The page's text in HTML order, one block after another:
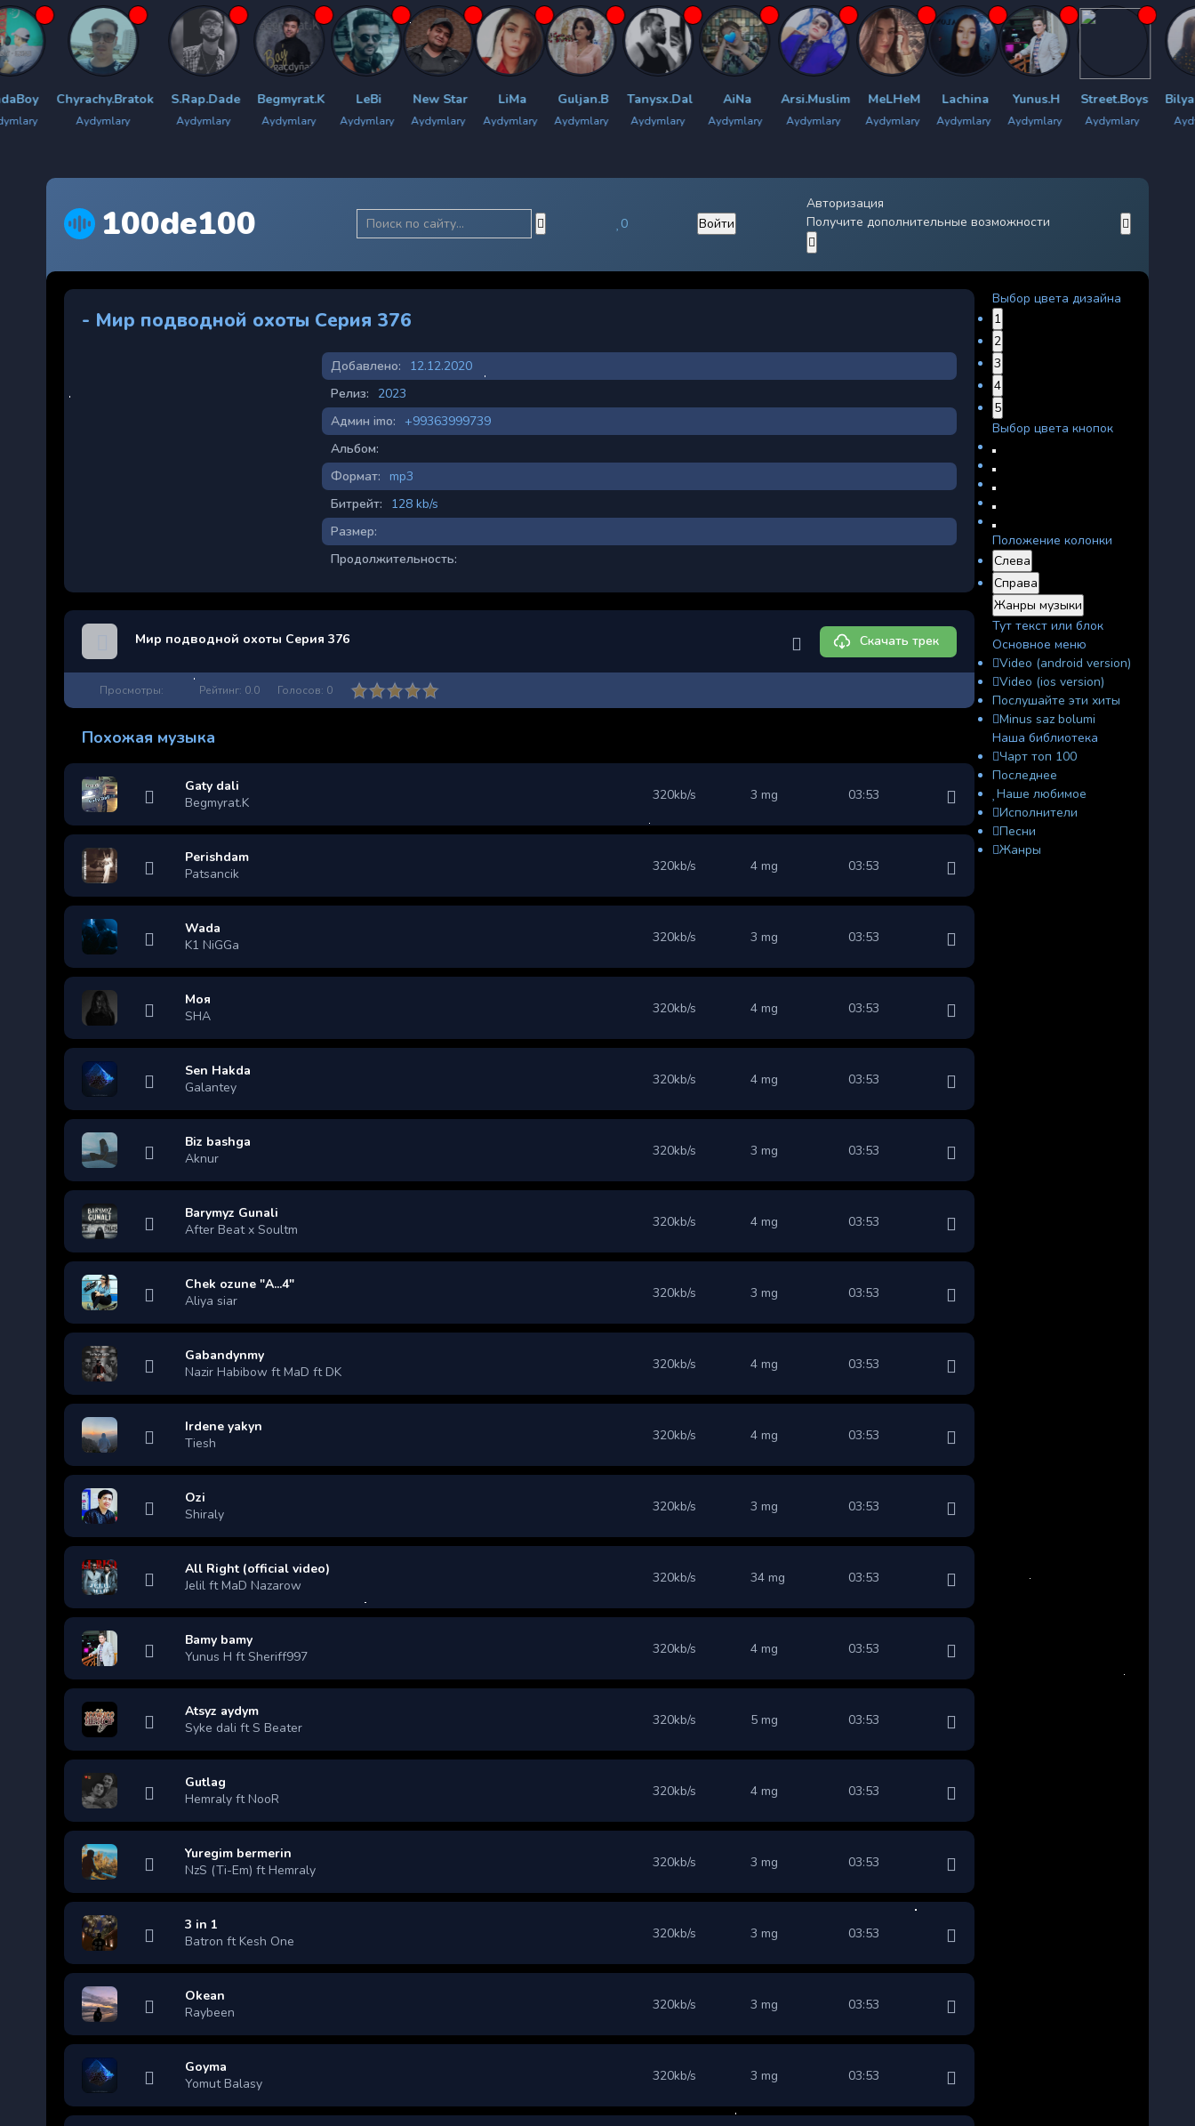
Aydymlary
S.Rap.Dade
Aydymlary
Begmyrat.K
Aydymlary
LeBi
Aydymlary
New Star
Aydymlary
LiMa
Aydymlary
Guljan.B
Aydymlary
Tanysx.Dal
Aydymlary
AiNa
Aydymlary
Arsi.Muslim
Aydymlary
MeLHeM
Aydymlary
Lachina
Aydymlary
Yunus.H
Aydymlary
Street.Boys
Aydymlary
BilyanmArzu
Aydymlary
100de100 0 Войти
Авторизация
Получите дополнительные возможности
- Мир подводной охоты Серия 376
Добавлено:
12.12.2020
Релиз:
2023
Админ imo:
+99363999739
Альбом:
Формат:
mp3
Битрейт:
128 kb/s
Размер:
Продолжительность:
Мир подводной охоты Серия 376 Скачать трек
Просмотры: Рейтинг: 0.0 Голосов: 0
Похожая музыка
Gaty dali
Begmyrat.K
320kb/s 3 mg 03:53
Perishdam
Patsancik
320kb/s 4 mg 03:53
Wada
K1 NiGGa
320kb/s 3 mg 03:53
Моя
SHA
320kb/s 4 mg 03:53
Sen Hakda
Galantey
320kb/s 4 mg 03:53
Biz bashga
Aknur
320kb/s 3 mg 03:53
Barymyz Gunali
After Beat x Soultm
320kb/s 4 mg 03:53
Chek ozune "A...4"
Aliya siar
320kb/s 3 mg 03:53
Gabandynmy
Nazir Habibow ft MaD ft DK
320kb/s 4 mg 03:53
Irdene yakyn
Tiesh
320kb/s 4 mg 03:53
Ozi
Shiraly
320kb/s 3 mg 03:53
All Right (official video)
Jelil ft MaD Nazarow
320kb/s 34 mg 03:53
Bamy bamy
Yunus H ft Sheriff997
320kb/s 4 mg 03:53
Atsyz aydym
Syke dali ft S Beater
320kb/s 5 mg 03:53
Gutlag
Hemraly ft NooR
320kb/s 4 mg 03:53
Yuregim bermerin
NzS (Ti-Em) ft Hemraly
320kb/s 3 mg 03:53
3 in 1
Batron ft Kesh One
320kb/s 3 mg 03:53
Okean
Raybeen
320kb/s 3 mg 03:53
Goyma
Yomut Balasy
320kb/s 3 mg 03:53
Выбор цвета дизайна
1
2
3
4
5
Выбор цвета кнопок
Положение колонки
Слева
Справа
Жанры музыки
Тут текст или блок
Основное меню
Video (android version)
Video (ios version)
Послушайте эти хиты
Minus saz bolumi
Наша библиотека
Чарт топ 100
Последнее
Наше любимое
Исполнители
Песни
Жанры